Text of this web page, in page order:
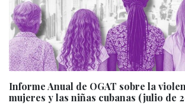
Informe Anual de OGAT sobre la
mujeres y las niñas cubanas (julio de